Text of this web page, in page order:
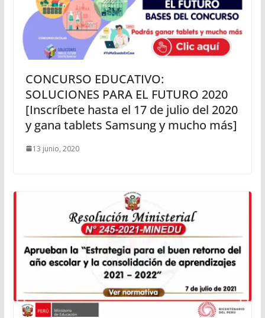
CONCURSO EDUCATIVO:
SOLUCIONES PARA EL FUTURO 2020
[Inscríbete hasta el 17 de julio del 2020
y gana tablets Samsung y mucho más]
13 junio, 2020